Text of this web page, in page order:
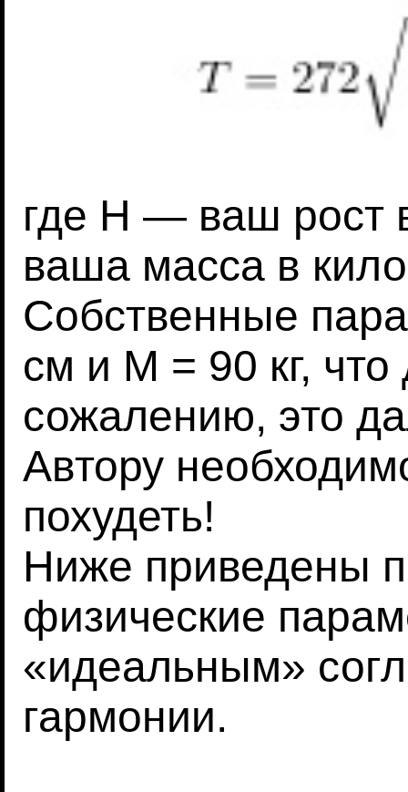
где H — ваш рост
ваша масса в
Собственные
см и M = 90 кг,
сожалению, это
Автору
похудеть!
Ниже приведены
физические
«идеальным»
гармонии.